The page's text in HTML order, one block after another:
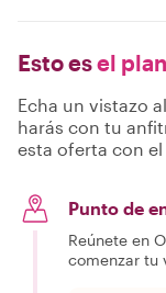
Esto esel plan
Echa un vistazo
harás con tu
esta oferta con
Punto de
Reúnete en
comenzar tu